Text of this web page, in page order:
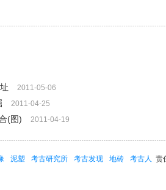
2011-05-06
2011-04-25
(图) 2011-04-19
责
泥塑 考古研究所 考古发现 地砖
考古人